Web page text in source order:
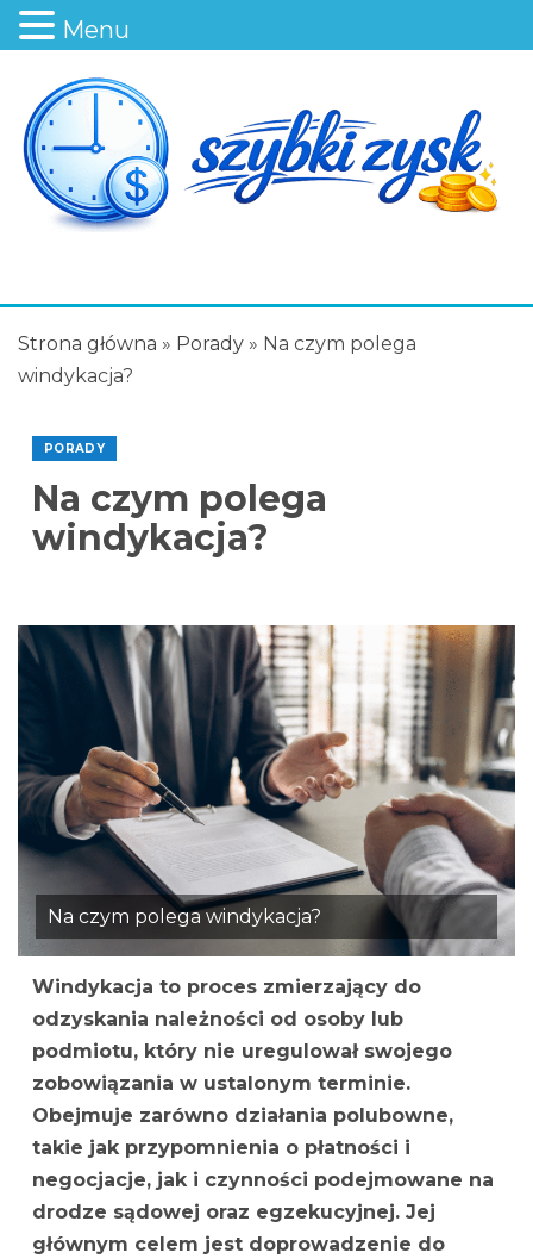
Strona główna » Porady » Na czym polega
windykacja?
PORADY
Na czym polega
windykacja?
Na czym polega windykacja?
Windykacja to proces zmierzający do
odzyskania należności od osoby lub
podmiotu, który nie uregulował swojego
zobowiązania w ustalonym terminie.
Obejmuje zarówno działania polubowne,
takie jak przypomnienia o płatności i
negocjacje, jak i czynności podejmowane na
drodze sądowej oraz egzekucyjnej. Jej
głównym celem jest doprowadzenie do
Menu